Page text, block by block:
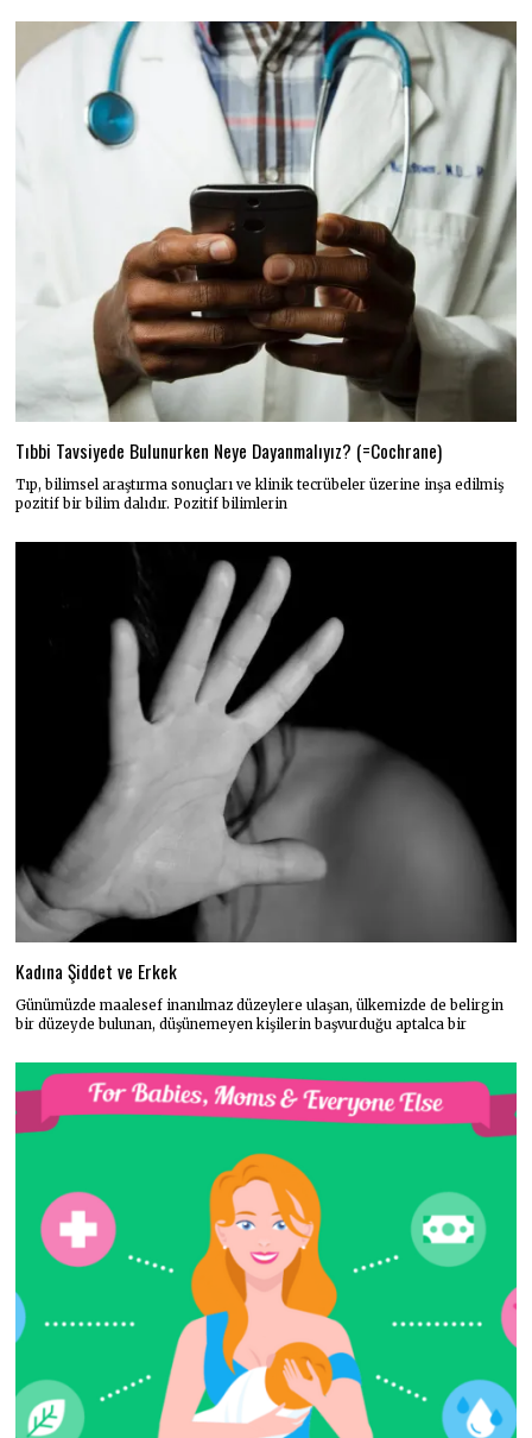
Tıbbi Tavsiyede Bulunurken Neye Dayanmalıyız? (=Cochrane)
Tıp, bilimsel araştırma sonuçları ve klinik tecrübeler üzerine inşa edilmiş
pozitif bir bilim dalıdır. Pozitif bilimlerin
Kadına Şiddet ve Erkek
Günümüzde maalesef inanılmaz düzeylere ulaşan, ülkemizde de belirgin
bir düzeyde bulunan, düşünemeyen kişilerin başvurduğu aptalca bir